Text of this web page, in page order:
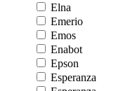
Elna
Emerio
Emos
Enabot
Epson
Esperanza